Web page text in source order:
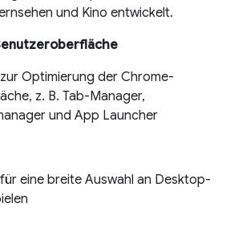
und Kino entwickelt.
Optimierung der Chrome-
z. B. Tab-Manager,
und App Launcher
eine breite Auswahl an Desktop-